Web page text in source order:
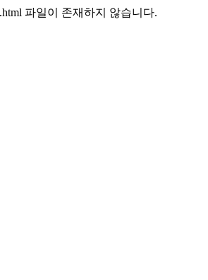
파일이 존재하지 않습니다.